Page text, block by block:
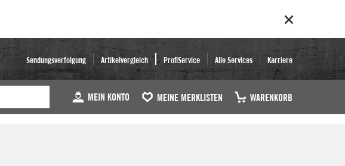
Sendungsverfolgung Artikelvergleich ProfiService Alle Services Karriere
MEIN KONTO MEINE MERKLISTEN WARENKORB